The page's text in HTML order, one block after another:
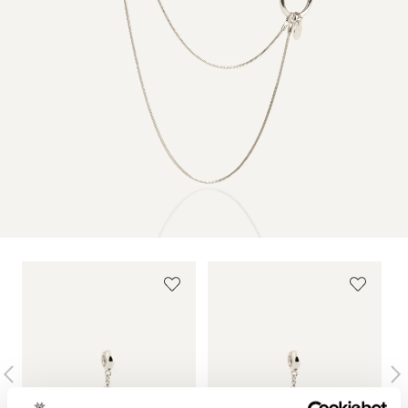
numatytus vartojimo mokesčius sumoka prekės gavėjas.
Norint sužinoti platesnę informaciją apie muito
mokesčius, pirkėjas turi kreiptis į savo šalies muitinę.
Daugiau informacijos apie pristatymo sąlygas rasite